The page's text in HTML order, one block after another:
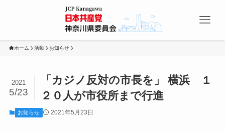
ホーム 活動 お知らせ
「カジノ反対の市長を」 横浜 １
２０人が市役所まで行進
2021
5/23
お知らせ 2021年5月23日